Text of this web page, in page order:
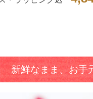
新鮮なまま、お手